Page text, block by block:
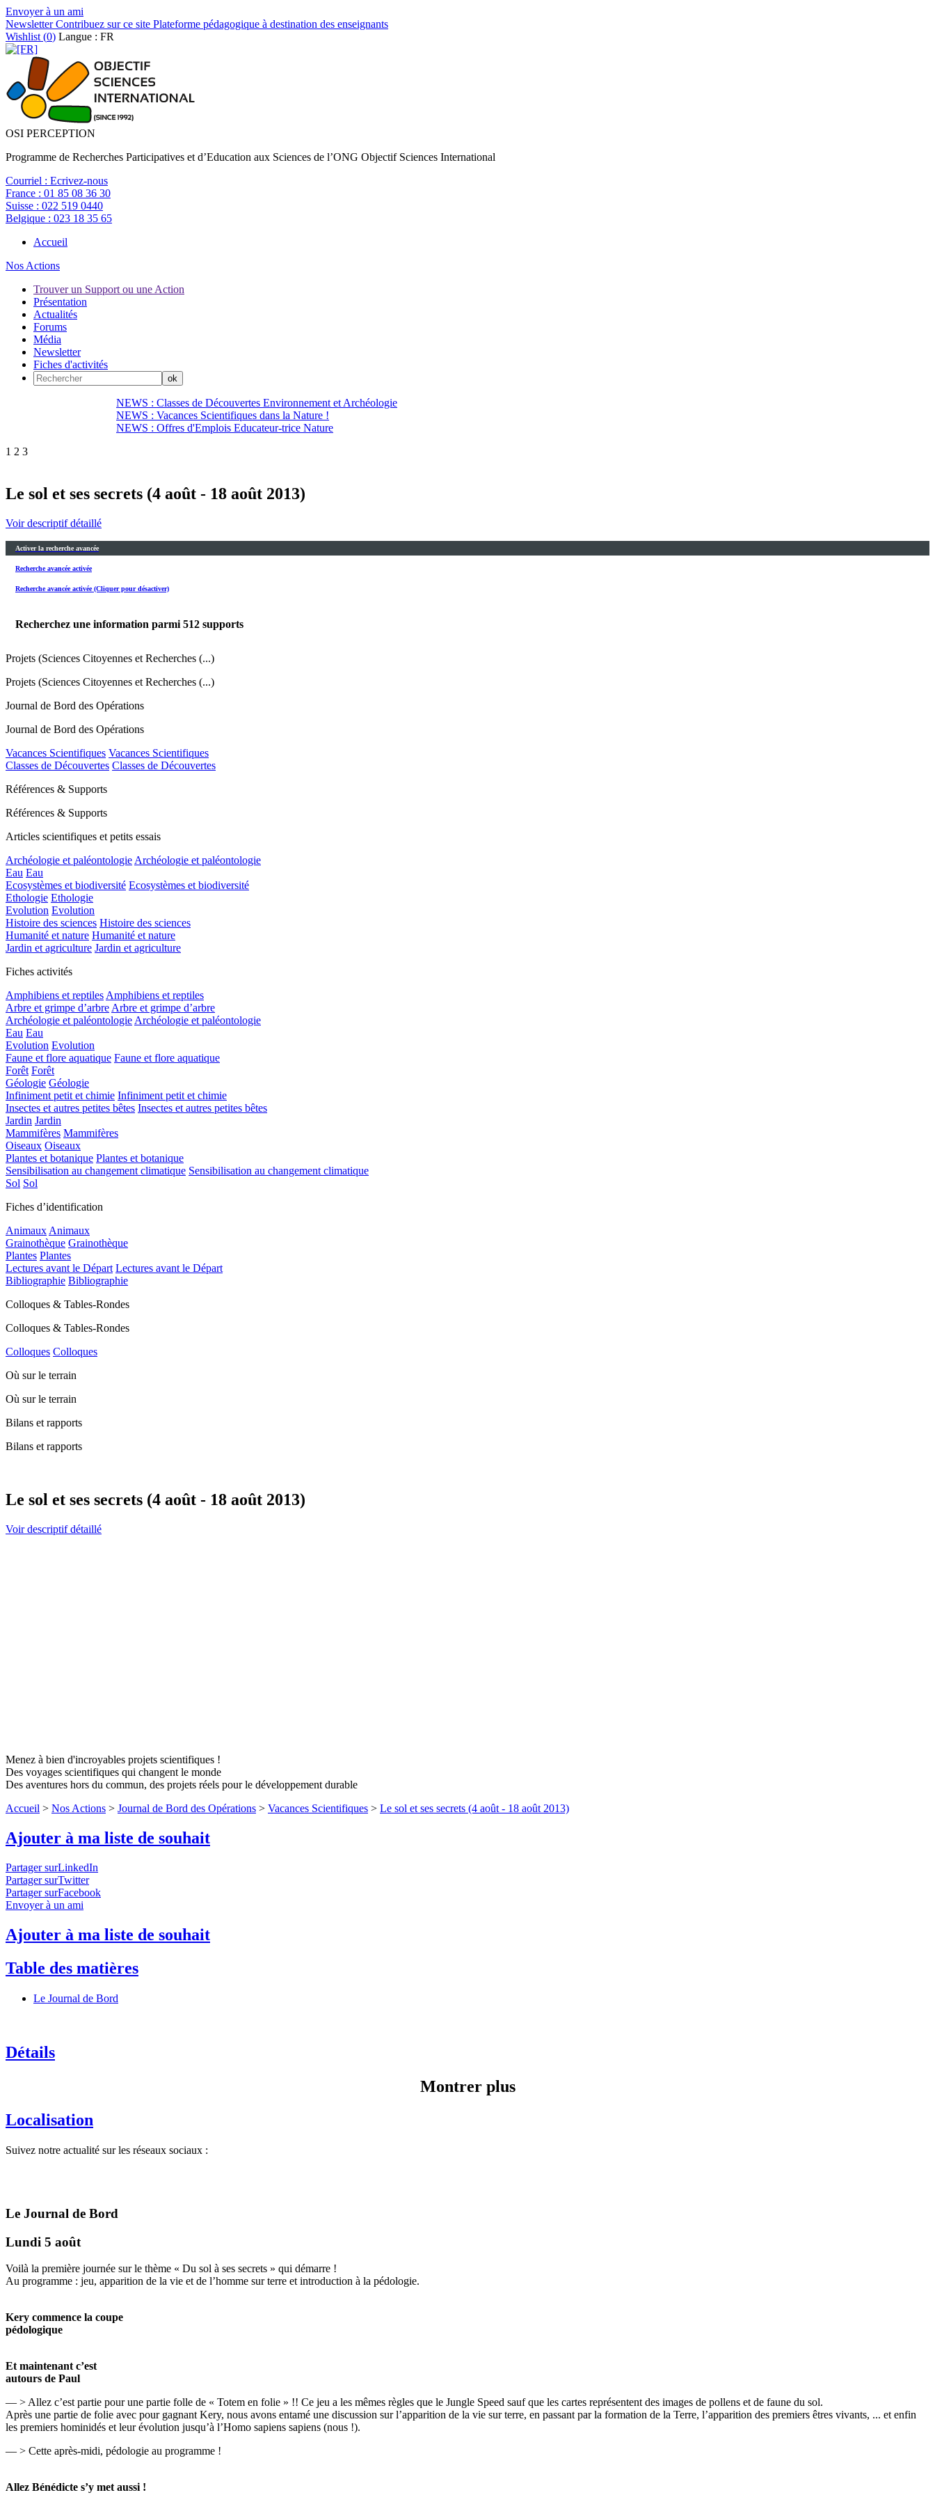
Envoyer à un ami
NewsletterContribuez sur ce site Plateforme pédagogique à destination des enseignants
Wishlist (0) Langue : FR
OSI PERCEPTION
Programme de Recherches Participatives et d’Education aux Sciences de l’ONG Objectif Sciences International
Courriel : Ecrivez-nous
France : 01 85 08 36 30
Suisse : 022 519 0440
Belgique : 023 18 35 65
Accueil
Nos Actions
Trouver un Support ou une Action
Présentation
Actualités
Forums
Média
Newsletter
Fiches d'activités
NEWS : Classes de Découvertes Environnement et Archéologie
NEWS : Vacances Scientifiques dans la Nature !
NEWS : Offres d'Emplois Educateur-trice Nature
1 2 3
Le sol et ses secrets (4 août - 18 août 2013)
Voir descriptif détaillé
Activer la recherche avancée
Recherche avancée activée
Recherche avancée activée (Cliquer pour désactiver)
Recherchez une information parmi 512 supports
Projets (Sciences Citoyennes et Recherches (...)
Projets (Sciences Citoyennes et Recherches (...)
Journal de Bord des Opérations
Journal de Bord des Opérations
Vacances Scientifiques Vacances Scientifiques
Classes de Découvertes Classes de Découvertes
Références & Supports
Références & Supports
Articles scientifiques et petits essais
Archéologie et paléontologie Archéologie et paléontologie
Eau Eau
Ecosystèmes et biodiversité Ecosystèmes et biodiversité
Ethologie Ethologie
Evolution Evolution
Histoire des sciences Histoire des sciences
Humanité et nature Humanité et nature
Jardin et agriculture Jardin et agriculture
Fiches activités
Amphibiens et reptiles Amphibiens et reptiles
Arbre et grimpe d’arbre Arbre et grimpe d’arbre
Archéologie et paléontologie Archéologie et paléontologie
Eau Eau
Evolution Evolution
Faune et flore aquatique Faune et flore aquatique
Forêt Forêt
Géologie Géologie
Infiniment petit et chimie Infiniment petit et chimie
Insectes et autres petites bêtes Insectes et autres petites bêtes
Jardin Jardin
Mammifères Mammifères
Oiseaux Oiseaux
Plantes et botanique Plantes et botanique
Sensibilisation au changement climatique Sensibilisation au changement climatique
Sol Sol
Fiches d’identification
Animaux Animaux
Grainothèque Grainothèque
Plantes Plantes
Lectures avant le Départ Lectures avant le Départ
Bibliographie Bibliographie
Colloques & Tables-Rondes
Colloques & Tables-Rondes
Colloques Colloques
Où sur le terrain
Où sur le terrain
Bilans et rapports
Bilans et rapports
Le sol et ses secrets (4 août - 18 août 2013)
Voir descriptif détaillé
Menez à bien d'incroyables projets scientifiques !
Des voyages scientifiques qui changent le monde
Des aventures hors du commun, des projets réels pour le développement durable
Accueil > Nos Actions > Journal de Bord des Opérations > Vacances Scientifiques > Le sol et ses secrets (4 août - 18 août 2013)
Ajouter à ma liste de souhait
Partager surLinkedIn
Partager surTwitter
Partager surFacebook
Envoyer à un ami
Ajouter à ma liste de souhait
Table des matières
Le Journal de Bord
Détails
Montrer plus
Localisation
Suivez notre actualité sur les réseaux sociaux :
Le Journal de Bord
Lundi 5 août
Voilà la première journée sur le thème « Du sol à ses secrets » qui démarre !
Au programme : jeu, apparition de la vie et de l’homme sur terre et introduction à la pédologie.
Kery commence la coupe
pédologique
Et maintenant c’est
autours de Paul
— > Allez c’est partie pour une partie folle de « Totem en folie » !! Ce jeu a les mêmes règles que le Jungle Speed sauf que les cartes représentent des images de pollens et de faune du sol.
Après une partie de folie avec pour gagnant Kery, nous avons entamé une discussion sur l’apparition de la vie sur terre, en passant par la formation de la Terre, l’apparition des premiers êtres vivants, ... et enfin
les premiers hominidés et leur évolution jusqu’à l’Homo sapiens sapiens (nous !).
— > Cette après-midi, pédologie au programme !
Allez Bénédicte s’y met aussi !